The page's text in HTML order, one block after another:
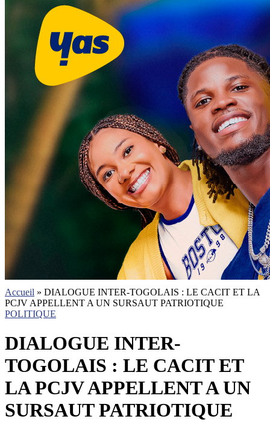
Accueil » DIALOGUE INTER-TOGOLAIS : LE CACIT ET LA
PCJV APPELLENT A UN SURSAUT PATRIOTIQUE
POLITIQUE
DIALOGUE INTER-
TOGOLAIS : LE CACIT ET
LA PCJV APPELLENT A UN
SURSAUT PATRIOTIQUE